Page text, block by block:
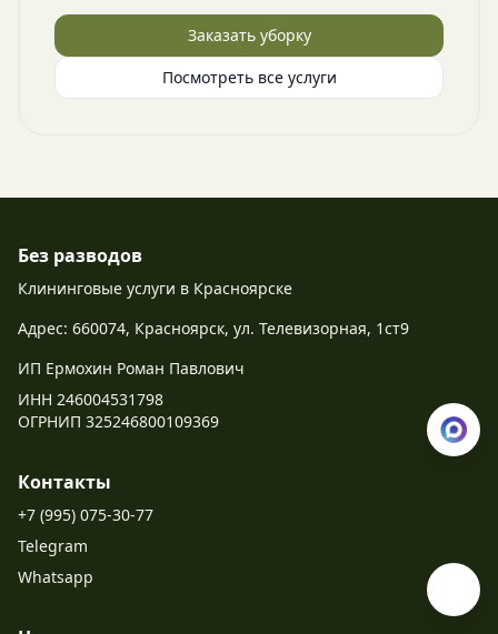
Заказать уборку
Посмотреть все услуги
Без разводов
Клининговые услуги в Красноярске
Адрес: 660074, Красноярск, ул. Телевизорная, 1ст9
ИП Ермохин Роман Павлович
ИНН 246004531798
ОГРНИП 325246800109369
Контакты
+7 (995) 075-30-77
Telegram
Whatsapp